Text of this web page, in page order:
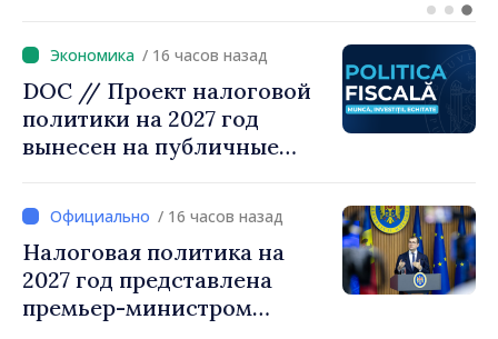
/ 16 часов назад
DOC // Проект налоговой
политики на 2027 год
вынесен на публичные
/ 16 часов назад
Налоговая политика на
2027 год представлена
премьер-министром